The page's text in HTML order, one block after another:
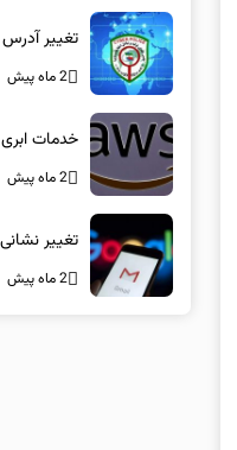
تغییر
2 ماه پیش
خدمات
2 ماه پیش
تغییر
2 ماه پیش